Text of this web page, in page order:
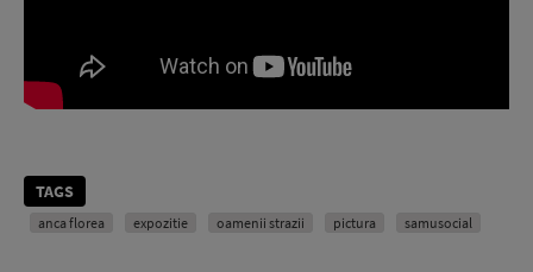
TAGS
anca florea expozitie oamenii strazii pictura samusocial